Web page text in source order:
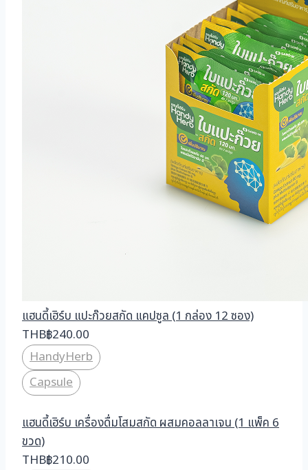
แฮนดี้เฮิร์บ แปะก๊วยสกัด แคปซูล (1 กล่อง 12 ซอง)
THB฿240.00
HandyHerb
Capsule
แฮนดี้เฮิร์บ เครื่องดื่มโสมสกัด ผสมคอลลาเจน (1 แพ็ค 6
ขวด)
THB฿210.00